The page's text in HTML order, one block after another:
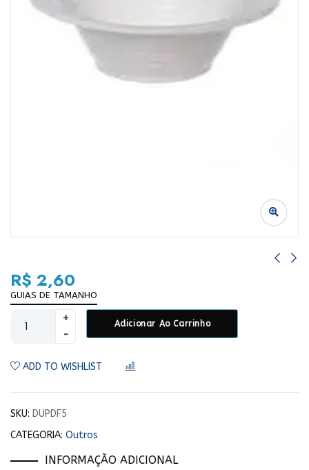
R$ 2,60
GUIAS DE TAMANHO
Adicionar Ao Carrinho
ADD TO WISHLIST
SKU: DUPDF5
CATEGORIA: Outros
INFORMAÇÃO ADICIONAL